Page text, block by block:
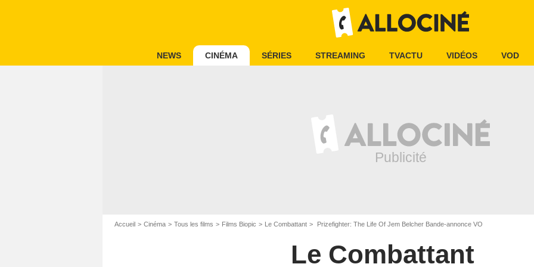
NEWS CINÉMA SÉRIES STREAMING TVACTU VIDÉOS VOD
Accueil Cinéma Tous les films Films Biopic Le Combattant Prizefighter: The Life Of Jem Belcher Bande-annonce VO
Le Combattant